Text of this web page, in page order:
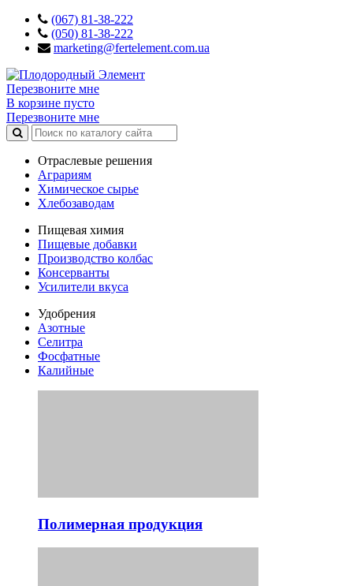
(067) 81-38-222
(050) 81-38-222
marketing@fertelement.com.ua
Перезвоните мне
В корзине пусто
Перезвоните мне
Отраслевые решения
Аграриям
Химическое сырье
Хлебозаводам
Пищевая химия
Пищевые добавки
Производство колбас
Консерванты
Усилители вкуса
Удобрения
Азотные
Селитра
Фосфатные
Калийные
Полимерная продукция